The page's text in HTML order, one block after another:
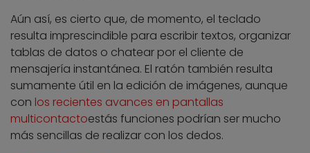
Aún así, es cierto que, de momento, el teclado
resulta imprescindible para escribir textos, organizar
tablas de datos o chatear por el cliente de
mensajería instantánea. El ratón también resulta
sumamente útil en la edición de imágenes, aunque
con los recientes avances en pantallas
multicontactoestás funciones podrían ser mucho
más sencillas de realizar con los dedos.